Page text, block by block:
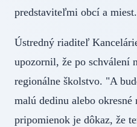
predstaviteľmi obcí a miest.
Ústredný riaditeľ
upozornil, že po schválení
regionálne školstvo. "A
malú dedinu alebo
pripomienok je dôkaz, že